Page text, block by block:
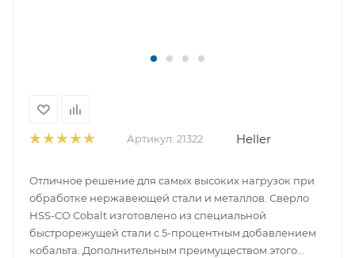
Артикул: 21322 Heller
Отличное решение для самых высоких нагрузок при
обработке нержавеющей стали и металлов. Сверло
HSS-CO Cobalt изготовлено из специальной
быстрорежущей стали с 5-процентным добавлением
кобальта. Дополнительным преимуществом этого